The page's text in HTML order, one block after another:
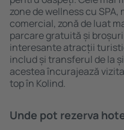
zone de wellness cu
comercial, zonă de luat
parcare gratuită și
interesante atracții
includ și transferul de la
acestea încurajează
top în Kolind.
Unde pot rezerva